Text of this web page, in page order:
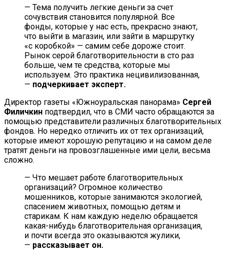
— Тема получить легкие деньги за счет
сочувствия становится популярной. Все
фонды, которые у нас есть, прекрасно знают,
что выйти в магазин, или зайти в маршрутку
«с коробкой» — самим себе дороже стоит.
Рынок серой благотворительности в сто раз
больше, чем те средства, которые мы
используем. Это практика нецивилизованная,
— подчеркивает эксперт.
Директор газеты «Южноуральская панорама» Сергей
Филичкин подтвердил, что в СМИ часто обращаются за
помощью представители различных благотворительных
фондов. Но нередко отличить их от тех организаций,
которые имеют хорошую репутацию и на самом деле
тратят деньги на провозглашенные ими цели, весьма
сложно.
— Что мешает работе благотворительных
организаций? Огромное количество
мошенников, которые занимаются экологией,
спасением животных, помощью детям и
старикам. К нам каждую неделю обращается
какая-нибудь благотворительная организация,
и почти всегда это оказываются жулики,
— рассказывает он.